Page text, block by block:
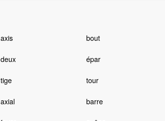
axis bout
deux épar
tige tour
axial barre